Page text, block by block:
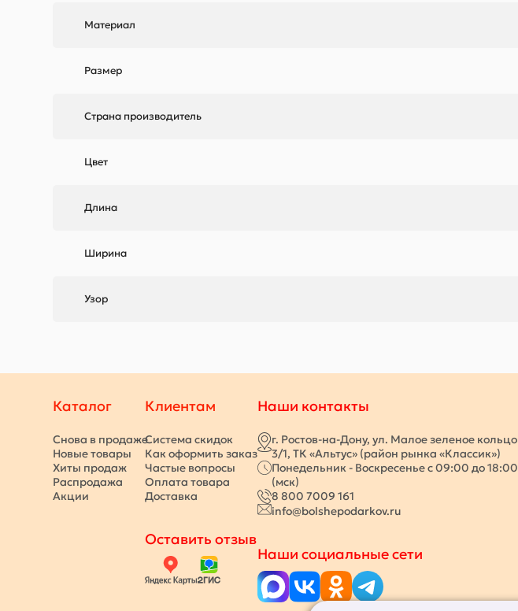
Материал
Размер
Страна производитель
Цвет
Длина
Ширина
Узор
Каталог
Снова в продаже
Новые товары
Хиты продаж
Распродажа
Акции
Клиентам
Система скидок
Как оформить заказ
Частые вопросы
Оплата товара
Доставка
Оставить отзыв
Наши контакты
г. Ростов-на-Дону, ул. Малое зеленое кольцо
3/1, ТК «Альтус» (район рынка «Классик»)
Понедельник - Воскресенье с 09:00 до 18:00
(мск)
8 800 7009 161
info@bolshepodarkov.ru
Наши социальные сети